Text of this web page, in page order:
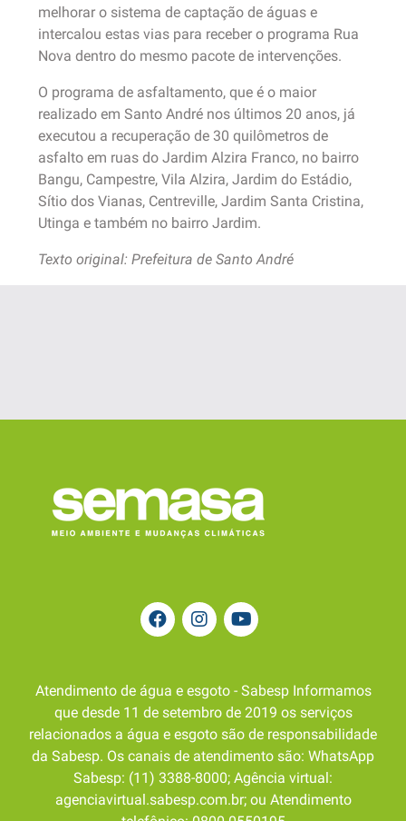
melhorar o sistema de captação de águas e
intercalou estas vias para receber o programa Rua
Nova dentro do mesmo pacote de intervenções.
O programa de asfaltamento, que é o maior
realizado em Santo André nos últimos 20 anos, já
executou a recuperação de 30 quilômetros de
asfalto em ruas do Jardim Alzira Franco, no bairro
Bangu, Campestre, Vila Alzira, Jardim do Estádio,
Sítio dos Vianas, Centreville, Jardim Santa Cristina,
Utinga e também no bairro Jardim.
Texto original: Prefeitura de Santo André
Atendimento de água e esgoto - Sabesp Informamos
que desde 11 de setembro de 2019 os serviços
relacionados a água e esgoto são de responsabilidade
da Sabesp. Os canais de atendimento são: WhatsApp
Sabesp: (11) 3388-8000; Agência virtual:
agenciavirtual.sabesp.com.br; ou Atendimento